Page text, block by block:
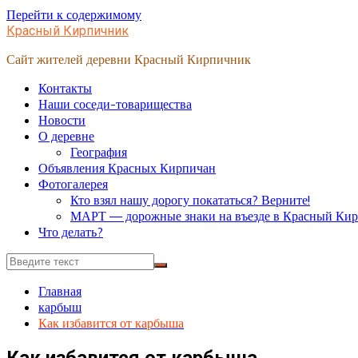
Перейти к содержимому
Красный Кирпичник
Сайт жителей деревни Красный Кирпичник
Контакты
Наши соседи-товарищества
Новости
О деревне
География
Объявления Красных Кирпичан
Фотогалерея
Кто взял нашу дорогу покататься? Верните!
МАРТ — дорожные знаки на въезде в Красный
Что делать?
Главная
карбыш
Как избавится от карбыша